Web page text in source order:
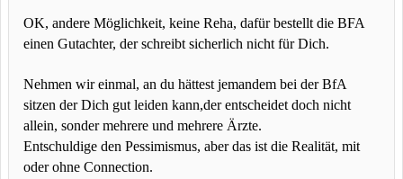
OK, andere Möglichkeit, keine Reha, dafür bestellt die BFA
einen Gutachter, der schreibt sicherlich nicht für Dich.
Nehmen wir einmal, an du hättest jemandem bei der BfA
sitzen der Dich gut leiden kann,der entscheidet doch nicht
allein, sonder mehrere und mehrere Ärzte.
Entschuldige den Pessimismus, aber das ist die Realität, mit
oder ohne Connection.